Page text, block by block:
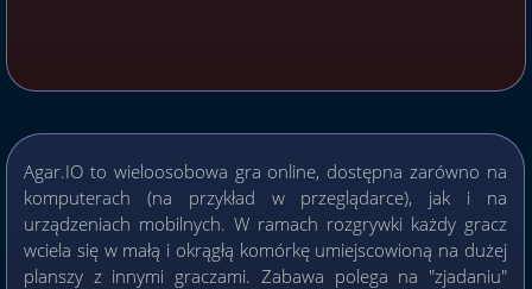
Agar.IO to wieloosobowa gra online, dostępna zarówno na
komputerach (na przykład w przeglądarce), jak i na
urządzeniach mobilnych. W ramach rozgrywki każdy gracz
wciela się w małą i okrągłą komórkę umiejscowioną na dużej
planszy z innymi graczami. Zabawa polega na "zjadaniu"